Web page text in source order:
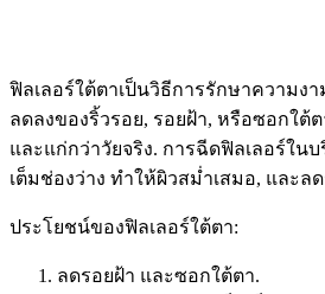
ฟิลเลอร์ใต้ตาเป็นวิธีการรักษาความง
ลดลงของริ้วรอย, รอยฝ้า, หรือซอกใต้
และแก่กว่าวัยจริง. การฉีดฟิลเลอร์ใน
เต็มช่องว่าง ทำให้ผิวสม่ำเสมอ, และล
ประโยชน์ของฟิลเลอร์ใต้ตา:
ลดรอยฝ้า และซอกใต้ตา.